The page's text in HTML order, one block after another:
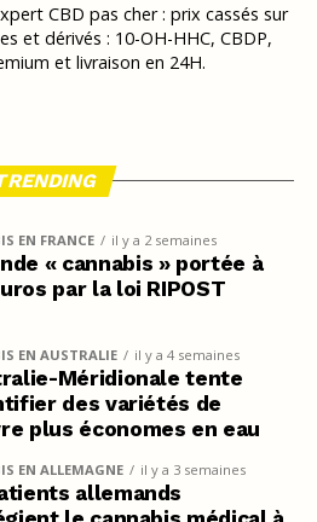
CBD pas cher : prix cassés sur
et dérivés : 10-OH-HHC, CBDP,
et livraison en 24H.
EN FRANCE il y a 2 semaines
« cannabis » portée à
par la loi RIPOST
EN AUSTRALIE il y a 4 semaines
Méridionale tente
des variétés de
plus économes en eau
EN ALLEMAGNE il y a 3 semaines
allemands